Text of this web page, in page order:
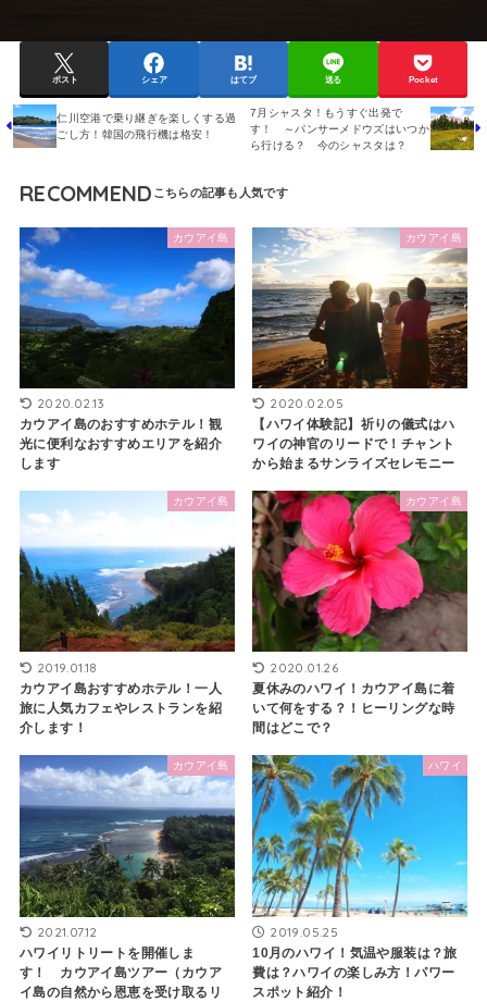
ポスト シェア はてブ 送る Pocket
仁川空港で乗り継ぎを楽しくする過
ごし方！韓国の飛行機は格安！
7月シャスタ！もうすぐ出発で
す！ ～パンサーメドウズはいつか
ら行ける？ 今のシャスタは？
RECOMMEND
カウアイ島
2020.02.13
カウアイ島のおすすめホテル！観
光に便利なおすすめエリアを紹介
します
カウアイ島
2020.02.05
【ハワイ体験記】祈りの儀式はハ
ワイの神官のリードで！チャント
から始まるサンライズセレモニー
カウアイ島
2019.01.18
カウアイ島おすすめホテル！一人
旅に人気カフェやレストランを紹
介します！
カウアイ島
2020.01.26
夏休みのハワイ！カウアイ島に着
いて何をする？！ヒーリングな時
間はどこで？
カウアイ島
2021.07.12
ハワイリトリートを開催しま
す！ カウアイ島ツアー（カウア
イ島の自然から恩恵を受け取るリ
ハワイ
2019.05.25
10月のハワイ！気温や服装は？旅
費は？ハワイの楽しみ方！パワー
スポット紹介！